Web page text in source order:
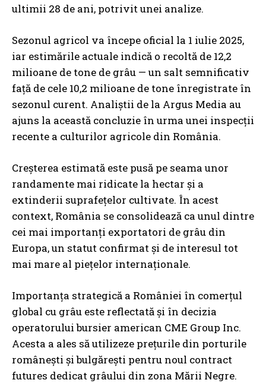
ultimii 28 de ani, potrivit unei analize.
Sezonul agricol va începe oficial la 1 iulie 2025,
iar estimările actuale indică o recoltă de 12,2
milioane de tone de grâu — un salt semnificativ
față de cele 10,2 milioane de tone înregistrate în
sezonul curent. Analiștii de la Argus Media au
ajuns la această concluzie în urma unei inspecții
recente a culturilor agricole din România.
Creșterea estimată este pusă pe seama unor
randamente mai ridicate la hectar și a
extinderii suprafețelor cultivate. În acest
context, România se consolidează ca unul dintre
cei mai importanți exportatori de grâu din
Europa, un statut confirmat și de interesul tot
mai mare al piețelor internaționale.
Importanța strategică a României în comerțul
global cu grâu este reflectată și în decizia
operatorului bursier american CME Group Inc.
Acesta a ales să utilizeze prețurile din porturile
românești și bulgărești pentru noul contract
futures dedicat grâului din zona Mării Negre.